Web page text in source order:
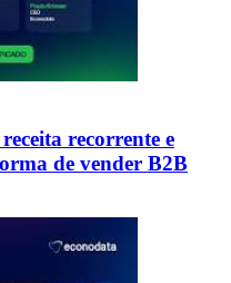
recorrente e
de vender B2B